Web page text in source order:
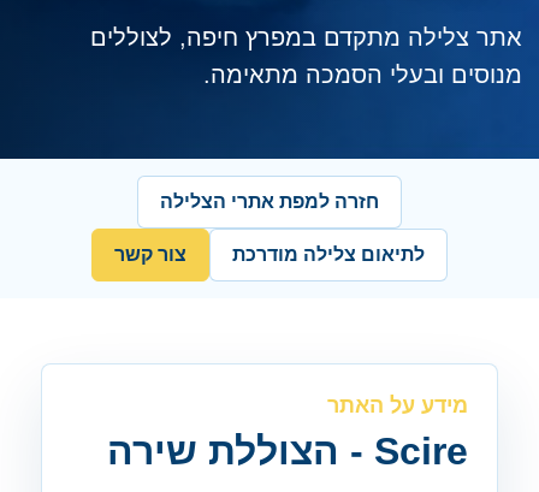
אתר צלילה מתקדם במפרץ חיפה, לצוללים
מנוסים ובעלי הסמכה מתאימה.
חזרה למפת אתרי הצלילה
לתיאום צלילה מודרכת צור קשר
מידע על האתר
Scire - הצוללת שירה